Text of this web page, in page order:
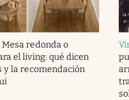
Mesa redonda o
el living: qué dicen
y la recomendación